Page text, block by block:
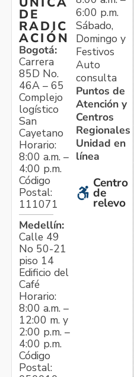
DE
RADIC
ACIÓN
Bogotá:
Carrera
85D No.
46A – 65
Complejo
logístico
San
Cayetano
Horario:
8:00 a.m. –
4:00 p.m.
Código
Postal:
111071
Medellín:
Calle 49
No 50-21
piso 14
Edificio del
Café
Horario:
8:00 a.m. –
12:00 m. y
2:00 p.m. –
4:00 p.m.
Código
Postal:
6:00 p.m.
Sábado,
Domingo y
Festivos
Auto
consulta
Puntos de
Atención y
Centros
Regionales
Unidad en
línea
Centro
de
relevo